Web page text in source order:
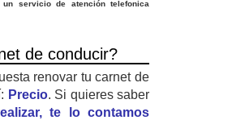
un servicio de atención telefonica
de conducir?
renovar tu carnet de
Precio. Si quieres saber
te lo contamos